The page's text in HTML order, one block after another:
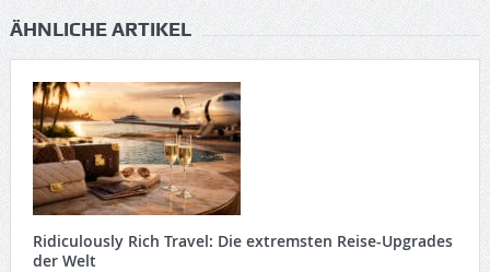
ÄHNLICHE ARTIKEL
Ridiculously Rich Travel: Die extremsten Reise-Upgrades
der Welt